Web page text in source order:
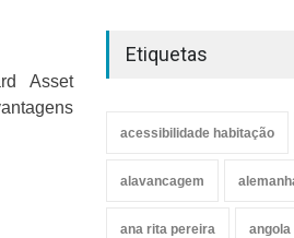
Asset
Etiquetas
acessibilidade habitação
alavancagem
ana rita pereira angola